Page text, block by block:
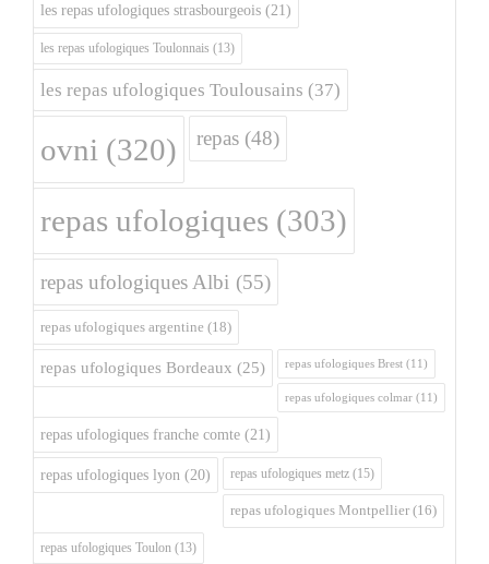
les repas ufologiques strasbourgeois (21)
les repas ufologiques Toulonnais (13)
les repas ufologiques Toulousains (37)
ovni (320) repas (48)
repas ufologiques (303)
repas ufologiques Albi (55)
repas ufologiques argentine (18)
repas ufologiques Bordeaux (25) repas ufologiques Brest (11)
repas ufologiques colmar (11)
repas ufologiques franche comte (21)
repas ufologiques lyon (20) repas ufologiques metz (15)
repas ufologiques Montpellier (16)
repas ufologiques Toulon (13)